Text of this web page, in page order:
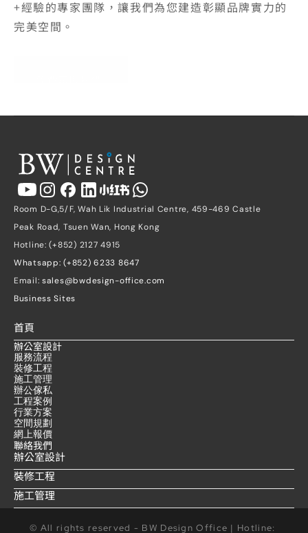
+經驗的專家團隊，讓我們為您建造彰顯品牌實力的
完美空間。
Room D-G,5/F, Wah Lik Industrial Centre, 459-469 Castle
Peak Road, Tsuen Wan, Hong Kong
Hotline: (+852) 2127 4915
Whatsapp: (+852) 6233 8647
Email: sales@bwdesign-office.com
Business Sites
首頁
辦公室設計
服務流程
裝修工程
施工管理
辦公傢私
工程案例
行業方案
空間規劃
網上報價
聯絡我們
辦公室設計
裝修工程
施工管理
© All rights reserved - BW Design Office | Hotline: